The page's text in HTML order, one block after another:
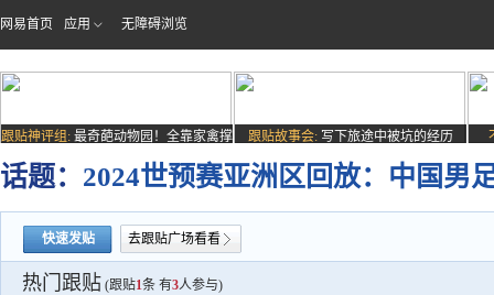
网易首页 应用 无障碍浏览
跟贴神评组: 最奇葩动物园！全靠家禽撑
跟贴故事会: 写下旅途中被坑的经历
话题： 2024世预赛亚洲区回放：中国男
快速发贴 去跟贴广场看看
热门跟贴 (跟贴1条 有3人参与)